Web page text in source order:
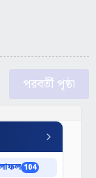
পরবর্তী পৃষ্ঠা